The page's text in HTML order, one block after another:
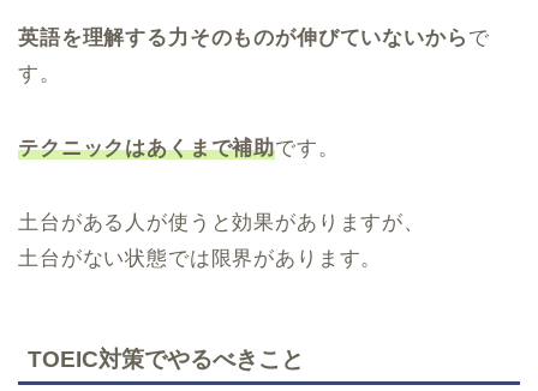
英語を理解する力そのものが伸びていないから で
す。
テクニックはあくまで補助です。
土台がある人が使うと効果がありますが、
土台がない状態では限界があります。
TOEIC対策でやるべきこと